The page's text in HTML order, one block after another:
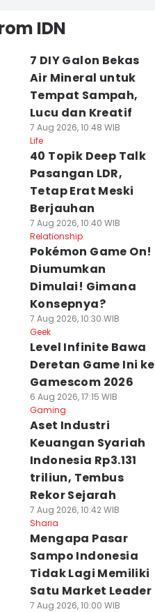
IDN
7 DIY Galon Bekas
Air Mineral untuk
Tempat Sampah,
Lucu dan Kreatif
7 Aug 2026, 10:48 WIB
Life
40 Topik Deep Talk
Pasangan LDR,
Tetap Erat Meski
Berjauhan
7 Aug 2026, 10:40 WIB
Relationship
Pokémon Game On!
Diumumkan
Dimulai! Gimana
Konsepnya?
7 Aug 2026, 10:30 WIB
Geek
Level Infinite Bawa
Deretan Game Ini ke
Gamescom 2026
6 Aug 2026, 17:15 WIB
Gaming
Aset Industri
Keuangan Syariah
Indonesia Rp3.131
triliun, Tembus
Rekor Sejarah
7 Aug 2026, 10:42 WIB
Sharia
Mengapa Pasar
Sampo Indonesia
Tidak Lagi Memiliki
Satu Market Leader
7 Aug 2026, 10:00 WIB